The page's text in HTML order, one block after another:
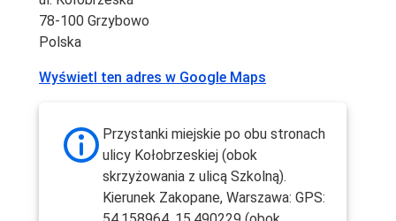
78-100 Grzybowo
Polska
Wyświetl ten adres w Google Maps
Przystanki miejskie po obu stronach
ulicy Kołobrzeskiej (obok
skrzyżowania z ulicą Szkolną).
Kierunek Zakopane, Warszawa: GPS: